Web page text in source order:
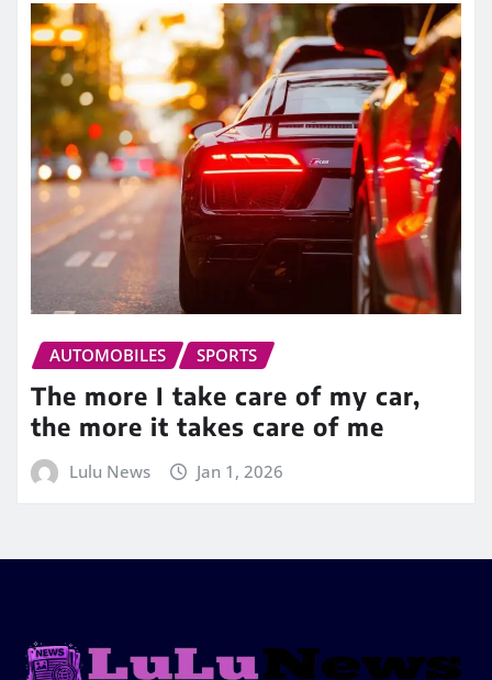
AUTOMOBILES SPORTS
The more I take care of my car,
the more it takes care of me
Lulu News Jan 1, 2026